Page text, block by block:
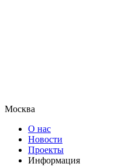
Москва
О нас
Новости
Проекты
Информация